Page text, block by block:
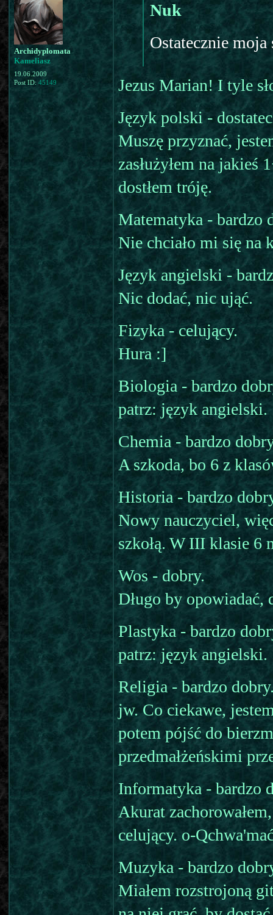
Archidyplomata
Kameliasz
19.06.2009
Post ID: 45149
Nuk
Ostatecznie
Jezus Marian! I tyle
Język polski -
Muszę przyznać,
zasłużyłem na jakieś
dostłem tróję.
Matematyka - bardzo
Nie chciało mi się na
Język angielski -
Nic dodać, nic ująć.
Fizyka - celujący.
Hura :]
Biologia - bardzo
patrz: język angielski.
Chemia - bardzo
A szkoda, bo 6 z
Historia - bardzo
Nowy nauczyciel,
szkołą. W III klasie 6
Wos - dobry.
Długo by opowiadać,
Plastyka - bardzo
patrz: język angielski.
Religia - bardzo
jw. Co ciekawe,
potem pójść do
przedmałżeńskimi
Informatyka - bardzo
Akurat
celujący. o-
Muzyka - bardzo
Miałem rozstrojoną